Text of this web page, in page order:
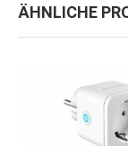
ÄHNLICHE